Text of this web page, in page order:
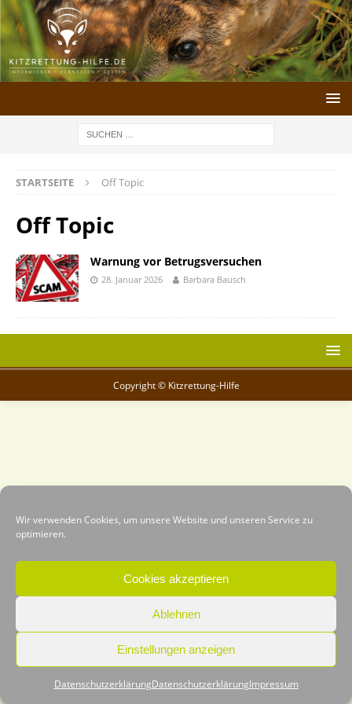
Wir verwenden Cookies, um unsere Website und unseren Service zu
optimieren.
Cookies akzeptieren
Ablehnen
Einstellungen anzeigen
DatenschutzerklärungDatenschutzerklärungImpressum
STARTSEITE Off Topic
Off Topic
Warnung vor Betrugsversuchen
28. Januar 2026 Barbara Bausch
Copyright © Kitzrettung-Hilfe